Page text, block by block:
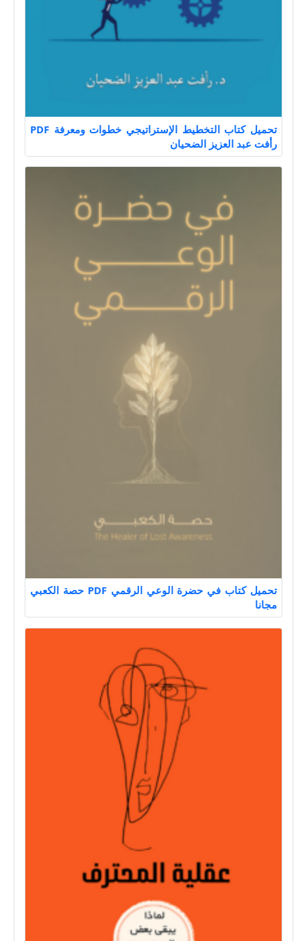
تحميل كتاب التخطيط الإستراتيجي خطوات ومعرفة PDF
رأفت عبد العزيز الضحيان
تحميل كتاب في حضرة الوعي الرقمي PDF حصة الكعبي
مجانا